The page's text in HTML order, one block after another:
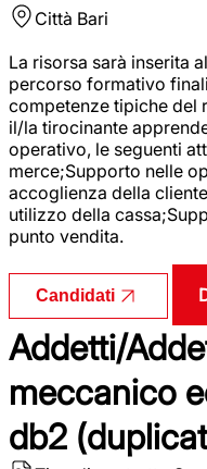
Città Bari
La risorsa sarà inserita
percorso formativo
competenze tipiche del
il/la tirocinante
operativo, le seguenti
merce;Supporto nelle
accoglienza della
utilizzo della
punto vendita.
Candidati
Addetti/
meccanico
db2